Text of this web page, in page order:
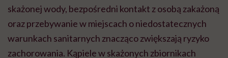
skażonej wody, bezpośredni kontakt z osobą zakażoną
oraz przebywanie w miejscach o niedostatecznych
warunkach sanitarnych znacząco zwiększają ryzyko
zachorowania. Kąpiele w skażonych zbiornikach